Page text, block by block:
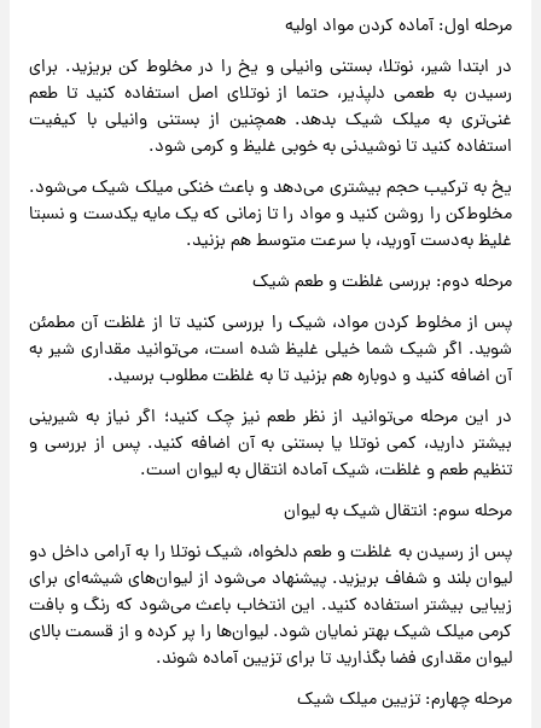
مرحله اول: آماده کردن مواد اولیه
در ابتدا شیر، نوتلا، بستنی وانیلی و یخ را در مخلوط کن بریزید. برای
رسیدن به طعمی دلپذیر، حتما از نوتلای اصل استفاده کنید تا طعم
غنی‌تری به میلک شیک بدهد. همچنین از بستنی وانیلی با کیفیت
استفاده کنید تا نوشیدنی به خوبی غلیظ و کرمی شود.
یخ به ترکیب حجم بیشتری می‌دهد و باعث خنکی میلک شیک می‌شود.
مخلوط‌کن را روشن کنید و مواد را تا زمانی که یک مایه یکدست و نسبتا
غلیظ به‌دست آورید، با سرعت متوسط هم بزنید.
مرحله دوم: بررسی غلظت و طعم شیک
پس از مخلوط کردن مواد، شیک را بررسی کنید تا از غلظت آن مطمئن
شوید. اگر شیک شما خیلی غلیظ شده است، می‌توانید مقداری شیر به
آن اضافه کنید و دوباره هم بزنید تا به غلظت مطلوب برسید.
در این مرحله می‌توانید از نظر طعم نیز چک کنید؛ اگر نیاز به شیرینی
بیشتر دارید، کمی نوتلا یا بستنی به آن اضافه کنید. پس از بررسی و
تنظیم طعم و غلظت، شیک آماده انتقال به لیوان است.
مرحله سوم: انتقال شیک به لیوان
پس از رسیدن به غلظت و طعم دلخواه، شیک نوتلا را به آرامی داخل دو
لیوان بلند و شفاف بریزید. پیشنهاد می‌شود از لیوان‌های شیشه‌ای برای
زیبایی بیشتر استفاده کنید. این انتخاب باعث می‌شود که رنگ و بافت
کرمی میلک شیک بهتر نمایان شود. لیوان‌ها را پر کرده و از قسمت بالای
لیوان مقداری فضا بگذارید تا برای تزیین آماده شوند.
مرحله چهارم: تزیین میلک شیک